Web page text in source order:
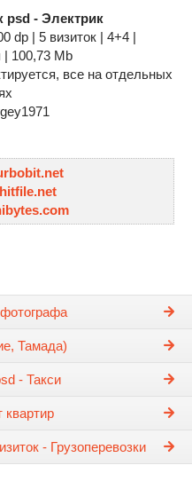
- Электрик
dp | 5 визиток | 4+4 |
| 100,73 Mb
все на отдельных
Тамада)
- Такси
- Грузоперевозки